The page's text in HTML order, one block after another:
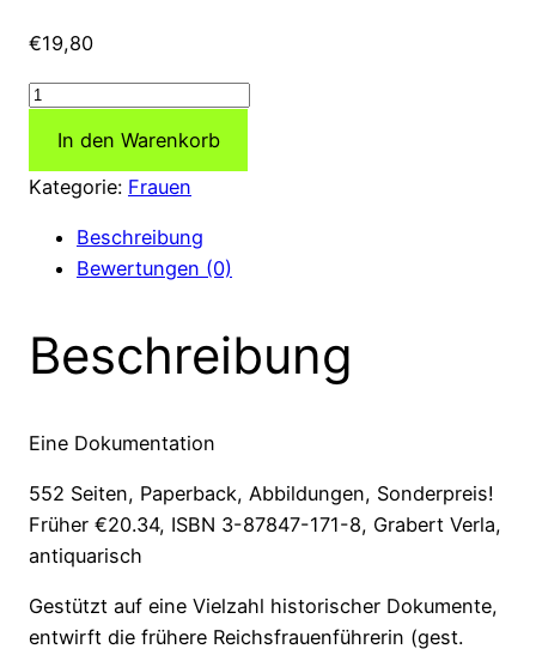
€19,80
Die
Dritten
Menge
In den Warenkorb
Kategorie: Frauen
Beschreibung
Bewertungen (0)
Beschreibung
Eine Dokumentation
552 Seiten, Paperback, Abbildungen, Sonderpreis!
Früher €20.34, ISBN 3-87847-171-8, Grabert Verla,
antiquarisch
Gestützt auf eine Vielzahl historischer Dokumente,
entwirft die frühere Reichsfrauenführerin (gest.